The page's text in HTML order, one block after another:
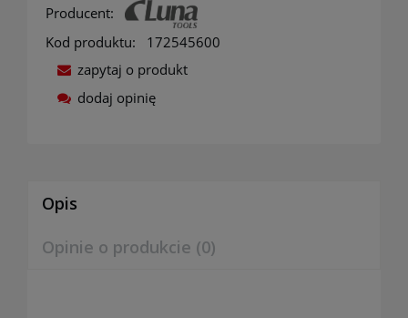
Producent:
Kod produktu:
172545600
zapytaj o produkt
dodaj opinię
Opis
Opinie o produkcie (0)